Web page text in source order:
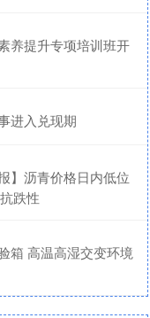
养提升专项培训班开
进入兑现期
】沥青价格日内低位
跌性
箱 高温高湿交变环境